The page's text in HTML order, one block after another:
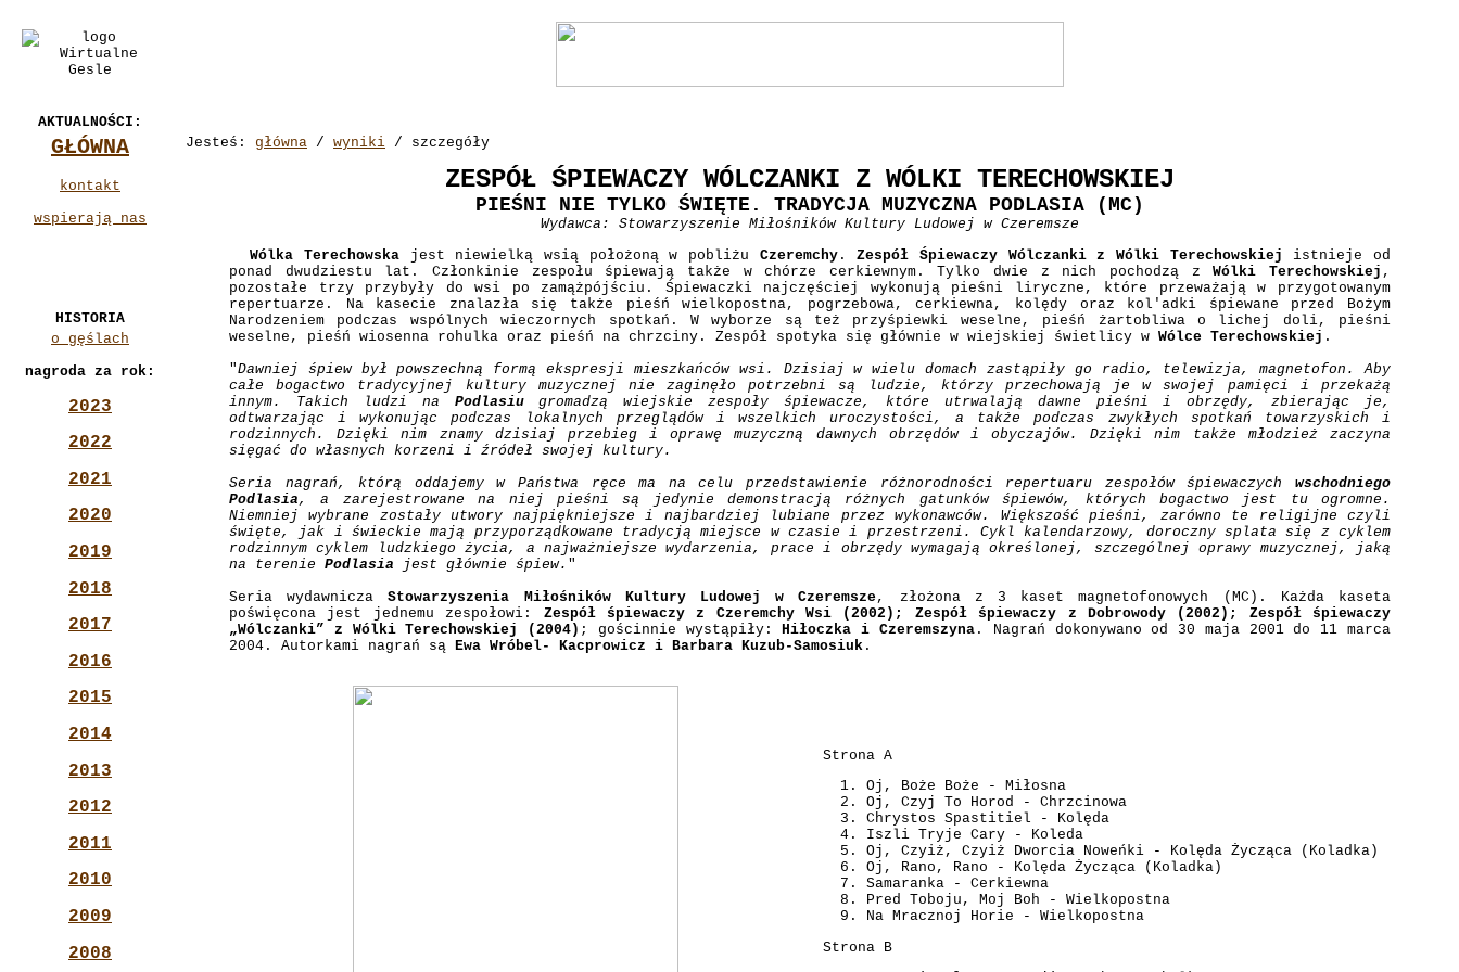
AKTUALNOŚCI:
GŁÓWNA
kontakt
wspierają nas
HISTORIA
o gęślach
nagroda za rok:
2023
2022
2021
2020
2019
2018
2017
2016
2015
2014
2013
2012
2011
2010
2009
2008
Jesteś: główna / wyniki / szczegóły
ZESPÓŁ ŚPIEWACZY WÓLCZANKI Z WÓLKI TERECHOWSKIEJ
PIEŚNI NIE TYLKO ŚWIĘTE. TRADYCJA MUZYCZNA PODLASIA (MC)
Wydawca: Stowarzyszenie Miłośników Kultury Ludowej w Czeremsze
Wólka Terechowska jest niewielką wsią położoną w pobliżu Czeremchy.Zespół Śpiewaczy Wólczanki z Wólki Terechowskiej
istnieje od
ponad dwudziestu lat. Członkinie zespołu śpiewają także w chórze cerkiewnym. Tylko dwie z nich pochodzą zWólki Terechowskiej ,
pozostałe trzy przybyły do wsi po zamążpójściu. Śpiewaczki najczęściej wykonują pieśni liryczne, które przeważają w przygotowanym
repertuarze. Na kasecie znalazła się także pieśń wielkopostna, pogrzebowa, cerkiewna, kolędy oraz kol'adki śpiewane przed Bożym
Narodzeniem podczas wspólnych wieczornych spotkań. W wyborze są też przyśpiewki weselne, pieśń żartobliwa o lichej doli, pieśni
weselne, pieśń wiosenna rohulka oraz pieśń na chrzciny. Zespół spotyka się głównie w wiejskiej świetlicy w Wólce Terechowskiej .
"Dawniej śpiew był powszechną formą ekspresji mieszkańców wsi. Dzisiaj w wielu domach zastąpiły go radio, telewizja, magnetofon. Aby
całe bogactwo tradycyjnej kultury muzycznej nie zaginęło potrzebni są ludzie, którzy przechowają je w swojej pamięci i przekażą
innym. Takich ludzi na Podlasiugromadzą wiejskie zespoły śpiewacze, które utrwalają dawne pieśni i obrzędy, zbierając je,
odtwarzając i wykonując podczas lokalnych przeglądów i wszelkich uroczystości, a także podczas zwykłych spotkań towarzyskich i
rodzinnych. Dzięki nim znamy dzisiaj przebieg i oprawę muzyczną dawnych obrzędów i obyczajów. Dzięki nim także młodzież zaczyna
sięgać do własnych korzeni i źródeł swojej kultury.
Seria nagrań, którą oddajemy w Państwa ręce ma na celu przedstawienie różnorodności repertuaru zespołów śpiewaczych wschodniego
Podlasia, a zarejestrowane na niej pieśni są jedynie demonstracją różnych gatunków śpiewów, których bogactwo jest tu ogromne.
Niemniej wybrane zostały utwory najpiękniejsze i najbardziej lubiane przez wykonawców. Większość pieśni, zarówno te religijne czyli
święte, jak i świeckie mają przyporządkowane tradycją miejsce w czasie i przestrzeni. Cykl kalendarzowy, doroczny splata się z cyklem
rodzinnym cyklem ludzkiego życia, a najważniejsze wydarzenia, prace i obrzędy wymagają określonej, szczególnej oprawy muzycznej, jaką
na terenie Podlasia jest głównie śpiew. "
Seria wydawniczaStowarzyszenia Miłośników Kultury Ludowej w Czeremsze, złożona z 3 kaset magnetofonowych (MC). Każda kaseta
poświęcona jest jednemu zespołowi: Zespół śpiewaczy z Czeremchy Wsi (2002); Zespół śpiewaczy z Dobrowody (2002); Zespół śpiewaczy
„Wólczanki” z Wólki Terechowskiej (2004) ; gościnnie wystąpiły:Hiłoczka i Czeremszyna . Nagrań dokonywano od 30 maja 2001 do 11 marca
2004. Autorkami nagrań są Ewa Wróbel- Kacprowicz i Barbara Kuzub-Samosiuk .
Strona A
Oj, Boże Boże - Miłosna
Oj, Czyj To Horod - Chrzcinowa
Chrystos Spastitiel - Kolęda
Iszli Tryje Cary - Koleda
Oj, Czyiż, Czyiż Dworcia Noweńki - Kolęda Życząca (Koladka)
Oj, Rano, Rano - Kolęda Życząca (Koladka)
Samaranka - Cerkiewna
Pred Toboju, Moj Boh - Wielkopostna
Na Mracznoj Horie - Wielkopostna
Strona B